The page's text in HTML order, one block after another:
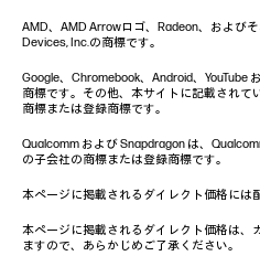
AMD、AMD Arrowロゴ、Radeon、および
Devices, Inc.の商標です。
Google、Chromebook、Android、YouTube
商標です。その他、本サイトに記載されて
商標または登録商標です。
Qualcomm および Snapdragon は、
の子会社の商標または登録商標です。
本ページに掲載されるダイレクト価格には
本ページに掲載されるダイレクト価格は、
ますので、あらかじめご了承ください。